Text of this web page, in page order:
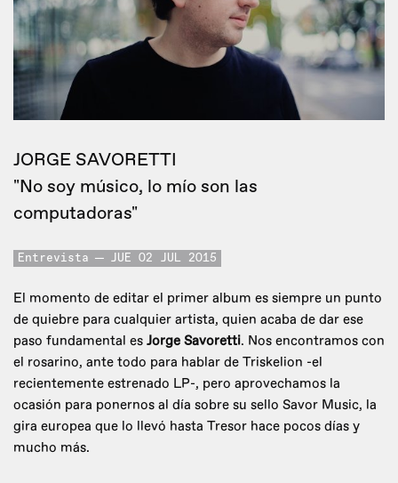
JORGE SAVORETTI
"No soy músico, lo mío son las
computadoras"
Entrevista JUE 02 JUL 2015
El momento de editar el primer album es siempre un punto
de quiebre para cualquier artista, quien acaba de dar ese
paso fundamental es Jorge Savoretti. Nos encontramos con
el rosarino, ante todo para hablar de Triskelion -el
recientemente estrenado LP-, pero aprovechamos la
ocasión para ponernos al día sobre su sello Savor Music, la
gira europea que lo llevó hasta Tresor hace pocos días y
mucho más.